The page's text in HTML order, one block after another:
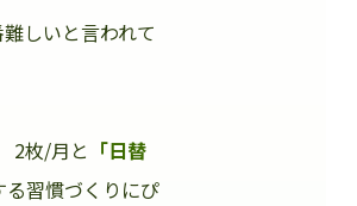
しいと言われて
2枚/月と 「日替
習慣づくりにぴ